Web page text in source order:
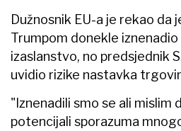
Dužnosnik EU-a je rekao da
Trumpom donekle
izaslanstvo, no predsjednik
uvidio rizike nastavka
"Iznenadili smo se ali mislim
potencijali sporazuma